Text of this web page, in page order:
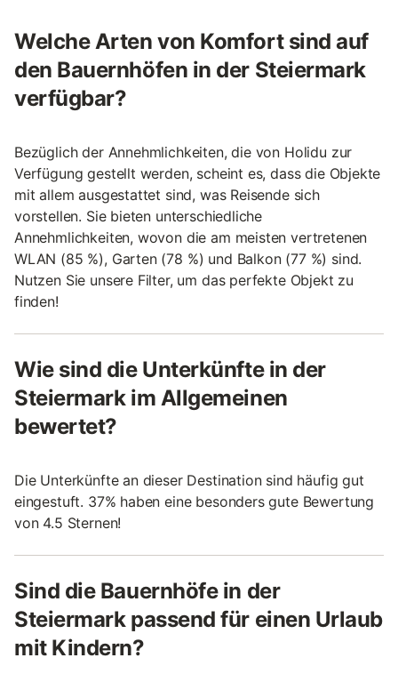
Welche Arten von Komfort sind auf
den Bauernhöfen in der Steiermark
verfügbar?
Bezüglich der Annehmlichkeiten, die von Holidu zur
Verfügung gestellt werden, scheint es, dass die Objekte
mit allem ausgestattet sind, was Reisende sich
vorstellen. Sie bieten unterschiedliche
Annehmlichkeiten, wovon die am meisten vertretenen
WLAN (85 %), Garten (78 %) und Balkon (77 %) sind.
Nutzen Sie unsere Filter, um das perfekte Objekt zu
finden!
Wie sind die Unterkünfte in der
Steiermark im Allgemeinen
bewertet?
Die Unterkünfte an dieser Destination sind häufig gut
eingestuft. 37% haben eine besonders gute Bewertung
von 4.5 Sternen!
Sind die Bauernhöfe in der
Steiermark passend für einen Urlaub
mit Kindern?